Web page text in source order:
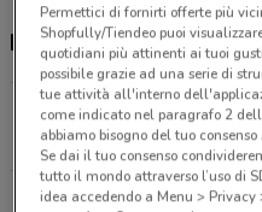
Negozi GBC a Firenze
Via Felice
1.5 km
Via D. di
Permettici di fornirti offerte più
Shopfully/Tiendeo puoi
quotidiani più attinenti ai tuoi
possibile grazie ad una serie di
tue attività all'interno
come indicato nel paragrafo 2
abbiamo bisogno del tuo
Se dai il tuo consenso
tutto il mondo attraverso l’uso di
idea accedendo a Menu >